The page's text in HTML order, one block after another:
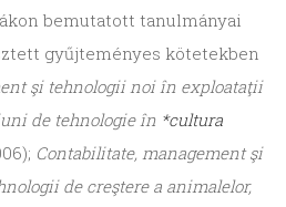
bemutatott tanulmányai
gyűjteményes kötetekben
şi tehnologii noi în exploataţii
de tehnologie în *cultura
Con­tabilitate, management şi
de creştere a animalelor,